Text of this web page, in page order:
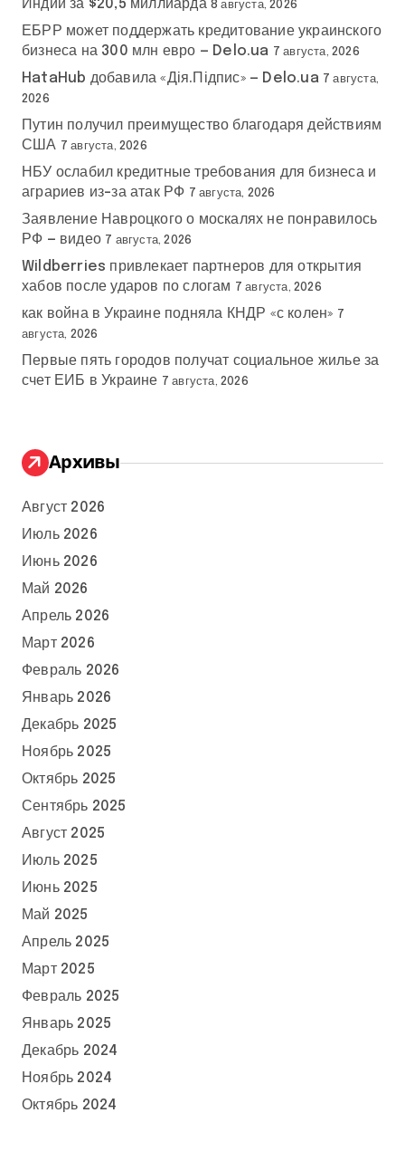
Индии за $20,5 миллиарда 8 августа, 2026
ЕБРР может поддержать кредитование украинского
бизнеса на 300 млн евро — Delo.ua 7 августа, 2026
HataHub добавила «Дія.Підпис» — Delo.ua 7 августа,
2026
Путин получил преимущество благодаря действиям
США 7 августа, 2026
НБУ ослабил кредитные требования для бизнеса и
аграриев из-за атак РФ 7 августа, 2026
Заявление Навроцкого о москалях не понравилось
РФ — видео 7 августа, 2026
Wildberries привлекает партнеров для открытия
хабов после ударов по слогам
7 августа, 2026
как война в Украине подняла КНДР «с колен» 7
августа, 2026
Первые пять городов получат социальное жилье за
счет ЕИБ в Украине 7 августа, 2026
Архивы
Август 2026
Июль 2026
Июнь 2026
Май 2026
Апрель 2026
Март 2026
Февраль 2026
Январь 2026
Декабрь 2025
Ноябрь 2025
Октябрь 2025
Сентябрь 2025
Август 2025
Июль 2025
Июнь 2025
Май 2025
Апрель 2025
Март 2025
Февраль 2025
Январь 2025
Декабрь 2024
Ноябрь 2024
Октябрь 2024